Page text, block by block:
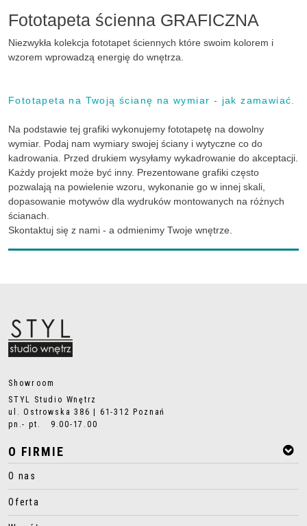
Fototapeta ścienna GRAFICZNA
Niezwykła kolekcja fototapet ściennych które swoim kolorem i
wzorem wprowadzą energię do wnętrza.
Fototapeta na Twoją ścianę na wymiar - jak zamawiać.
Na podstawie tej grafiki wykonujemy fototapetę na dowolny
wymiar. Podaj nam wymiary swojej ściany i wytyczne co do
kadrowania. Przed drukiem wysyłamy wykadrowanie do akceptacji.
Każdy projekt może być inny. Prezentowane grafiki często
pozwalają na powielenie wzoru, wykonanie go w innej skali,
dopasowanie motywów dla wydruków montowanych na różnych
ścianach.
Skontaktuj się z nami - a odmienimy Twoje wnętrze.
Showroom
STYL Studio Wnętrz
ul. Ostrowska 386 | 61-312 Poznań
pn.- pt. 9.00-17.00
O FIRMIE
O nas
Oferta